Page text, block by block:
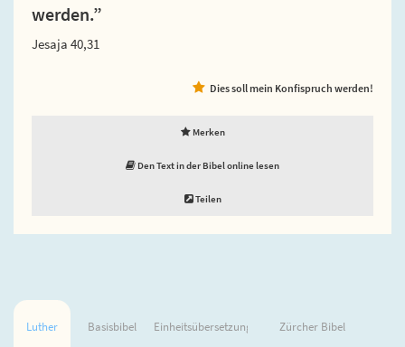
werden.”
Jesaja 40,31
Dies soll mein Konfispruch werden!
Merken
Den Text in der Bibel online lesen
Teilen
Luther Basisbibel Einheitsübersetzung Zürcher Bibel